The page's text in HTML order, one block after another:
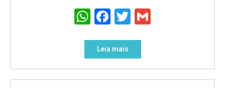
WhatsApp
Facebook
Twitter
Leia mais